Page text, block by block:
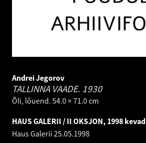
Andrei Jegorov
TALLINNA VAADE. 1930
Õli, lõuend. 54.0 × 71.0 cm
HAUS GALERII / II OKSJON, 1998 kevad
Haus Galerii 25.05.1998